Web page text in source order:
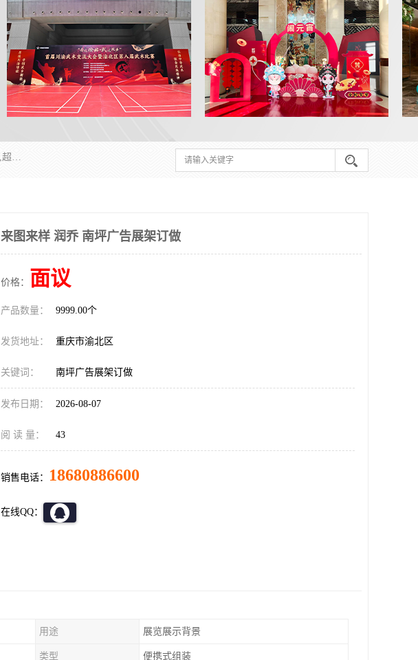
重庆润乔广告有限公司是一家集重庆广告制作,重庆标识标牌,亚克力发光字,led发光字,树脂发光字,超薄灯箱,拉布灯箱,吸塑灯箱,门头招牌,企业形象墙,写真喷绘,x展架,拉网展架,广告展架,条幅,锦旗设计,制作,施工,维护为一体的专业化广告公司.
来图来样 润乔 南坪广告展架订做
价格： 面议
产品数量： 9999.00个
发货地址： 重庆市渝北区
关键词： 南坪广告展架订做
发布日期： 2026-08-07
阅 读 量： 43
销售电话： 18680886600
在线QQ：
用途 展览展示背景
类型 便携式组装